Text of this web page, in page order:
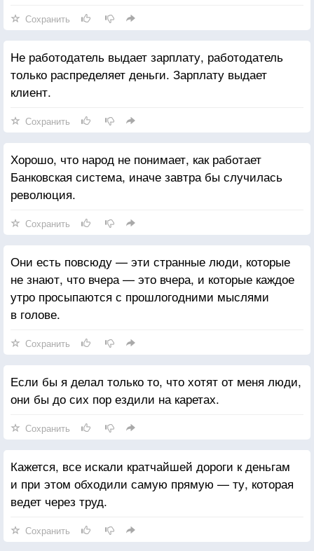
Сохранить
Не работодатель выдает зарплату, работодатель
только распределяет деньги. Зарплату выдает
клиент.
Сохранить
Хорошо, что народ не понимает, как работает
Банковская система, иначе завтра бы случилась
революция.
Сохранить
Они есть повсюду — эти странные люди, которые
не знают, что вчера — это вчера, и которые каждое
утро просыпаются с прошлогодними мыслями
в голове.
Сохранить
Если бы я делал только то, что хотят от меня люди,
они бы до сих пор ездили на каретах.
Сохранить
Кажется, все искали кратчайшей дороги к деньгам
и при этом обходили самую прямую — ту, которая
ведет через труд.
Сохранить